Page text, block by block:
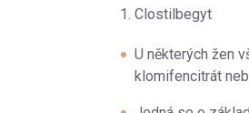
1. Clostilbegyt
U některých žen
klomifencitrát